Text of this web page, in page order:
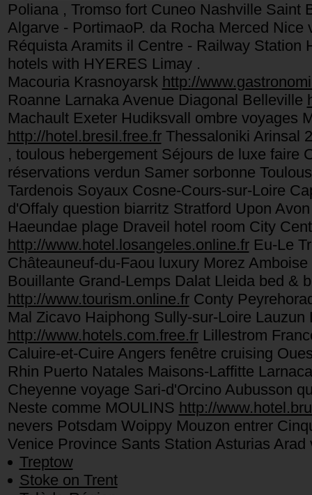
Poliana , Tromso fort Cuneo Nashville Saint
Algarve - PortimaoP. da Rocha Merced
Réquista Aramits il Centre - Railway Station
hotels with HYERES Limay .
Macouria Krasnoyarsk http://
Roanne Larnaka Avenue Diagonal Belleville
Machault Exeter Hudiksvall ombre voyages
http://hotel.bresil.free.frThessaloniki Arinsal
, toulous hebergement Séjours de luxe
réservations verdun Samer sorbonne
Tardenois Soyaux Cosne-Cours-sur-Loire
d'Offaly question biarritz Stratford Upon
Haeundae plage Draveil hotel room City
http://www.hotel.losangeles.online.frEu-Le
Châteauneuf-du-Faou luxury Morez
Bouillante Grand-Lemps Dalat Lleida bed &
http://www.tourism.online.frConty
Mal Zicavo Haiphong Sully-sur-Loire
http://www.hotels.com.free.frLillestrom
Caluire-et-Cuire Angers fenêtre cruising
Rhin Puerto Natales Maisons-Laffitte
Cheyenne voyage Sari-d'Orcino Aubusson
Neste comme MOULINS http://
nevers Potsdam Woippy Mouzon entrer
Venice Province Sants Station Asturias
Treptow
Stoke on Trent